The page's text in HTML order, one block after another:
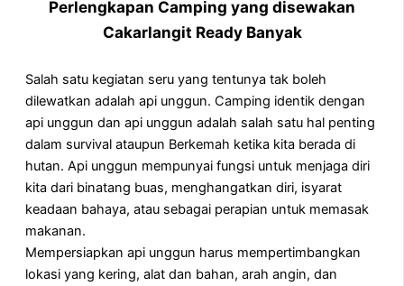
Perlengkapan Camping yang disewakan
Cakarlangit Ready Banyak
Salah satu kegiatan seru yang tentunya tak boleh
dilewatkan adalah api unggun. Camping identik dengan
api unggun dan api unggun adalah salah satu hal penting
dalam survival ataupun Berkemah ketika kita berada di
hutan. Api unggun mempunyai fungsi untuk menjaga diri
kita dari binatang buas, menghangatkan diri, isyarat
keadaan bahaya, atau sebagai perapian untuk memasak
makanan.
Mempersiapkan api unggun harus mempertimbangkan
lokasi yang kering, alat dan bahan, arah angin, dan